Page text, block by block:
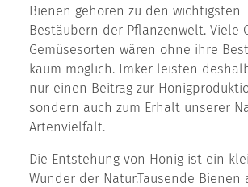
Bienen gehören zu den wichtigsten
Bestäubern der Pflanzenwelt. Viele
Gemüsesorten wären ohne ihre
kaum möglich. Imker leisten
nur einen Beitrag zur
sondern auch zum Erhalt unserer
Artenvielfalt.
Die Entstehung von Honig ist ein
Wunder der Natur.Tausende Bienen